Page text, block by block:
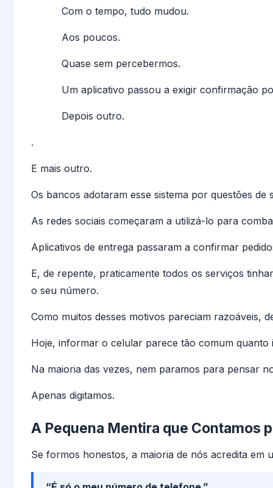
Com o tempo, tudo mudou.
Aos poucos.
Quase sem percebermos.
Um aplicativo passou a exigir confirmação
Depois outro.
.
E mais outro.
Os bancos adotaram esse sistema por questões de
As redes sociais começaram a utilizá-lo para
Aplicativos de entrega passaram a confirmar
E, de repente, praticamente todos os serviços
o seu número.
Como muitos desses motivos pareciam razoáveis,
Hoje, informar o celular parece tão comum quanto
Na maioria das vezes, nem paramos para pensar
Apenas digitamos.
A Pequena Mentira que Contamos
Se formos honestos, a maioria de nós acredita em